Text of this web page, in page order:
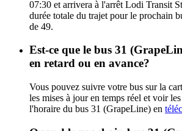
07:30 et arrivera à l'arrêt Lodi Transit
durée totale du trajet pour le prochain
de 49.
Est-ce que le bus 31
en retard ou en avance?
Vous pouvez suivre votre bus sur la
les mises à jour en temps réel et voir
l'horaire du bus 31 (GrapeLine) en